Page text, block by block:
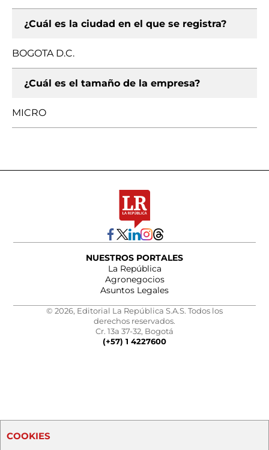
¿Cuál es la ciudad en el que se registra?
BOGOTA D.C.
¿Cuál es el tamaño de la empresa?
MICRO
NUESTROS PORTALES
La República
Agronegocios
Asuntos Legales
© 2026, Editorial La República S.A.S. Todos los
derechos reservados.
Cr. 13a 37-32, Bogotá
(+57) 1 4227600
COOKIES